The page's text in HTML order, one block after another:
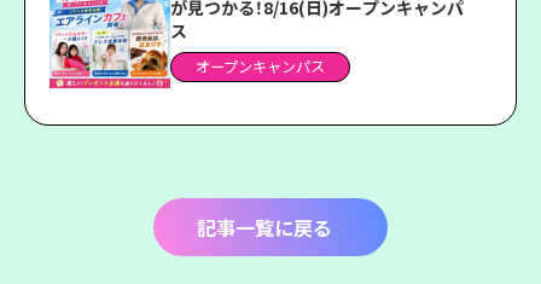
が見つかる！8/16(日)オープンキャンパ
ス
オープンキャンパス
記事一覧に戻る